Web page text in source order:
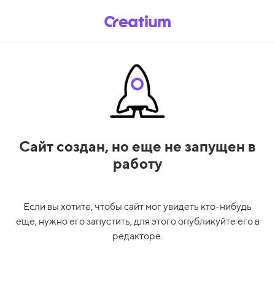
Сайт создан, но еще не запущен в
работу
Если вы хотите, чтобы сайт мог увидеть кто-нибудь
еще, нужно его запустить, для этого опубликуйте его в
редакторе.